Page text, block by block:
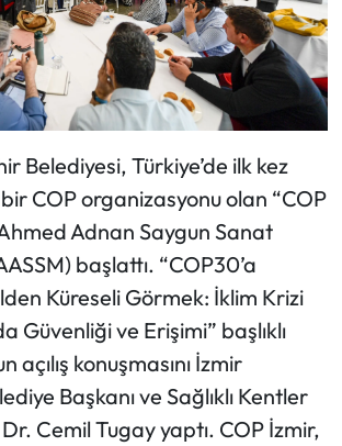
Belediyesi, Türkiye’de ilk kez
COP organizasyonu olan “COP
Adnan Saygun Sanat
başlattı. “COP30’a
Küreseli Görmek: İklim Krizi
Güvenliği ve Erişimi” başlıklı
açılış konuşmasını İzmir
Başkanı ve Sağlıklı Kentler
Cemil Tugay yaptı. COP İzmir,